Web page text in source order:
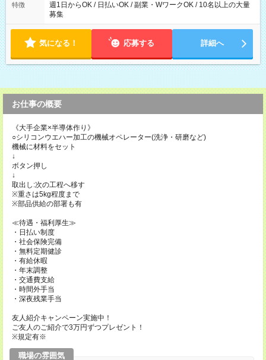
特徴
週1日からOK / 日払いOK / 副業・WワークOK / 10名以上の大量
募集
気になる！ 応募する 詳細へ
お仕事の概要
《大手企業×半導体作り》
○シリコンウエハー加工の機械オペレーター(洗浄・研磨など)
機械に材料をセット
↓
ボタン押し
↓
取出し:次の工程へ移す
※重さは5kg程度まで
※部品供給の部署も有
≪待遇・福利厚生≫
・日払い制度
・社会保険完備
・無料定期健診
・有給休暇
・年末調整
・交通費支給
・時間外手当
・深夜残業手当
友人紹介キャンペーン実施中！
ご友人のご紹介で3万円ずつプレゼント！
※規定有※
職場の雰囲気